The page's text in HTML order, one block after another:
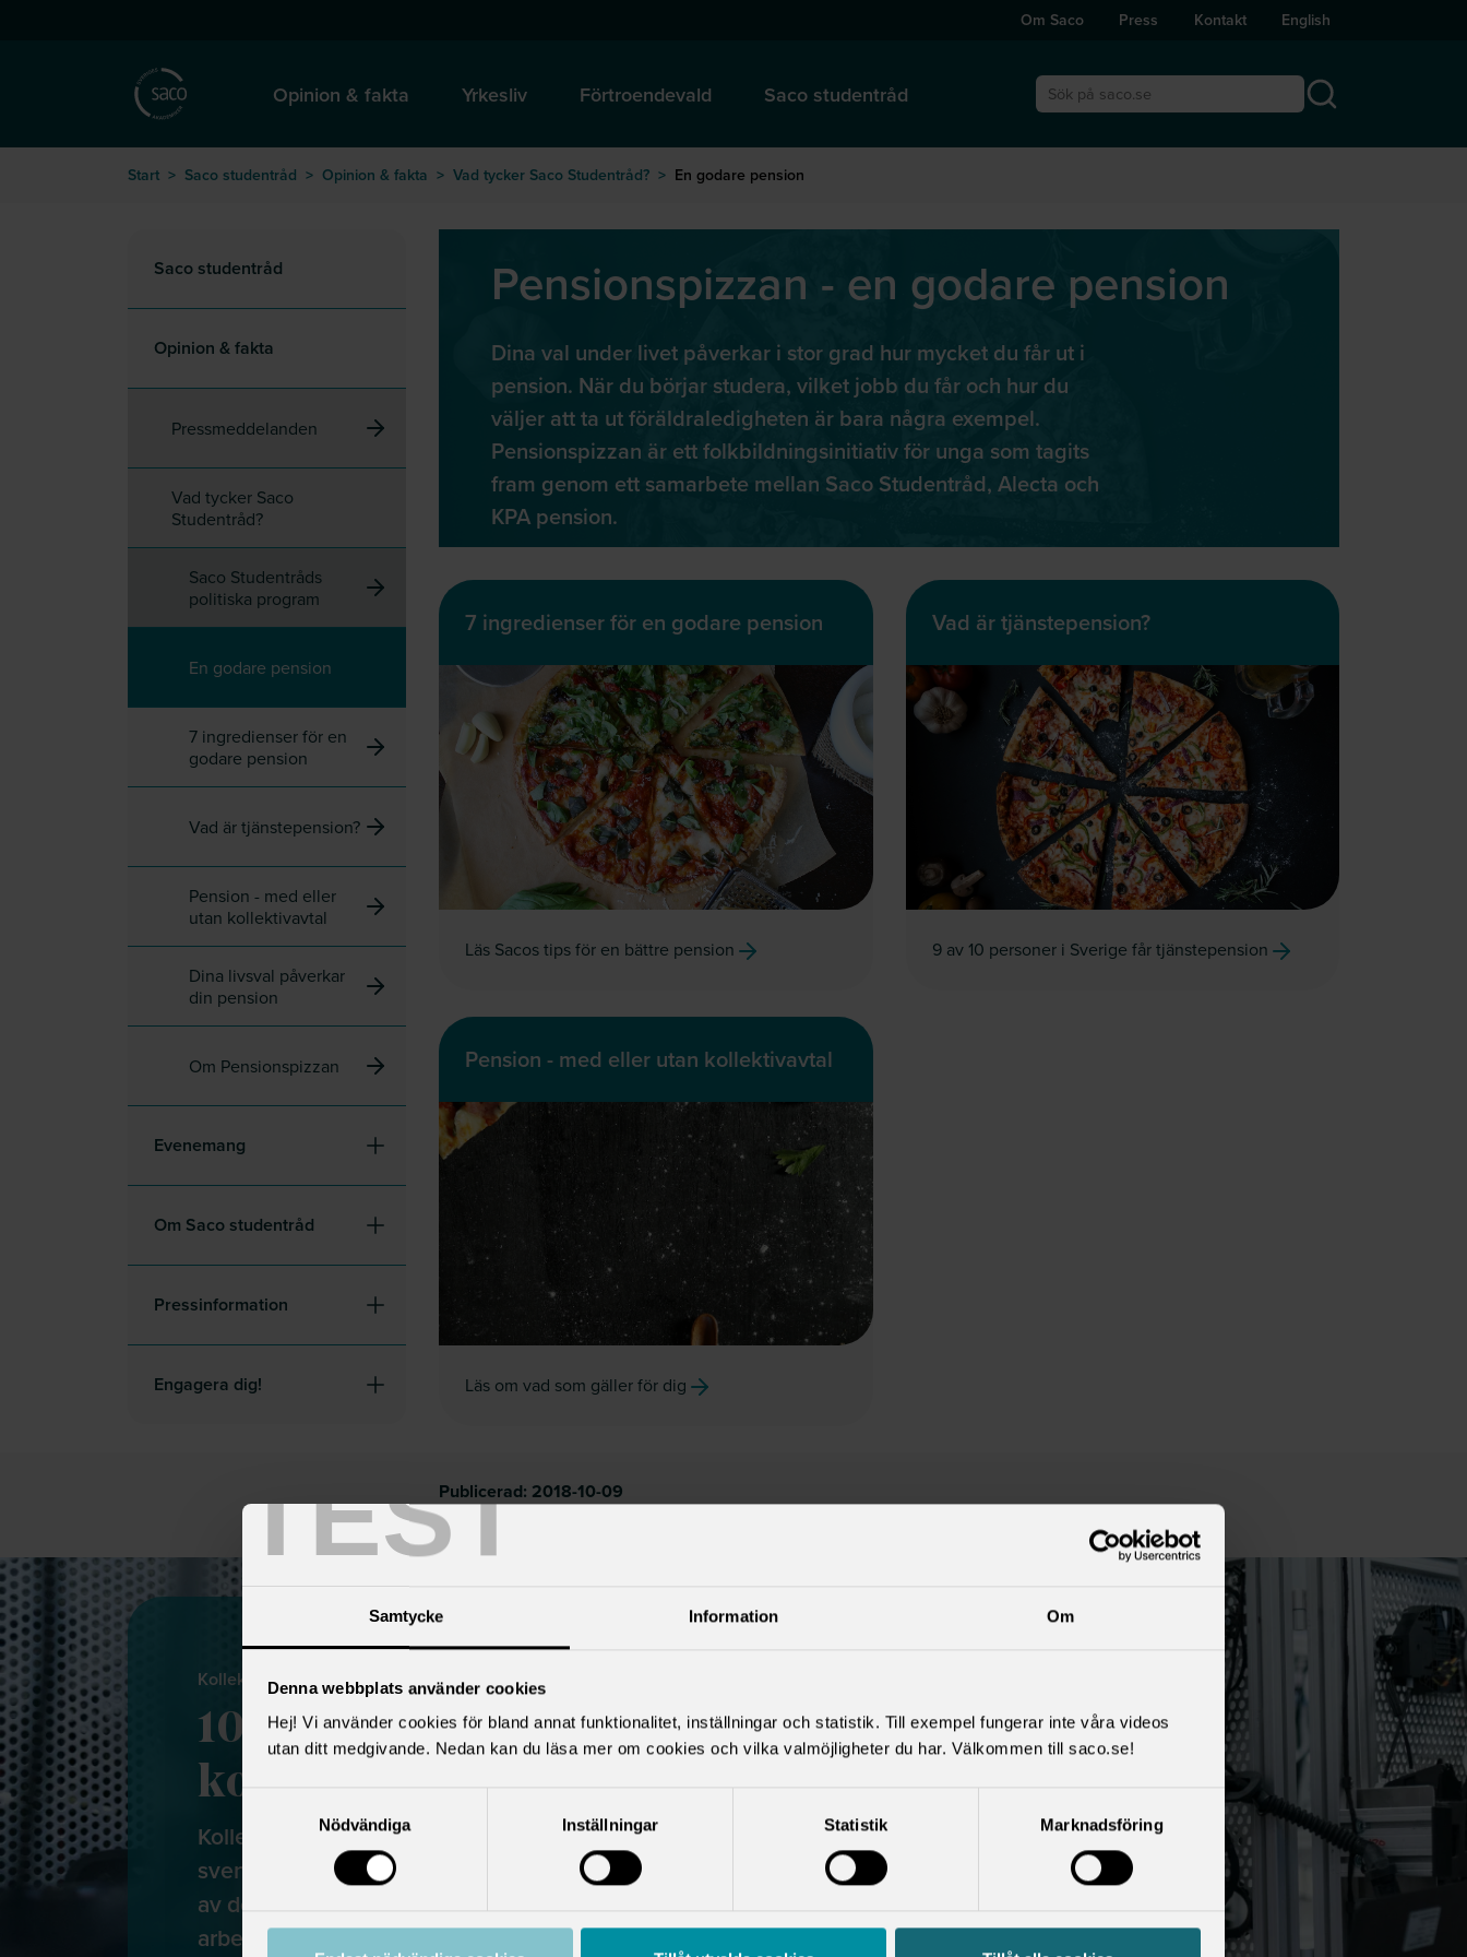
TEST
Samtycke Information Om
Denna webbplats använder cookies
Hej! Vi använder cookies för bland annat funktionalitet, inställningar och statistik. Till exempel fungerar inte våra videos
utan ditt medgivande. Nedan kan du läsa mer om cookies och vilka valmöjligheter du har. Välkommen till saco.se!
Samtyckesval
Nödvändiga
Inställningar Statistik Marknadsföring
Om Saco Press Kontakt English
Opinion & fakta Yrkesliv Förtroendevald Saco studentråd
Start > Saco studentråd > Opinion & fakta > Vad tycker Saco Studentråd? > En godare pension
Saco studentråd
Opinion & fakta
Pressmeddelanden
Vad tycker Saco
Studentråd?
Saco Studentråds
politiska program
En godare pension
7 ingredienser för en
godare pension
Vad är tjänstepension?
Pension - med eller
utan kollektivavtal
Dina livsval påverkar
din pension
Om Pensionspizzan
Evenemang
Om Saco studentråd
Pressinformation
Engagera dig!
Pensionspizzan - en godare pension
Dina val under livet påverkar i stor grad hur mycket du får ut i
pension. När du börjar studera, vilket jobb du får och hur du
väljer att ta ut föräldraledigheten är bara några exempel.
Pensionspizzan är ett folkbildningsinitiativ för unga som tagits
fram genom ett samarbete mellan Saco Studentråd, Alecta och
KPA pension.
7 ingredienser för en godare pension
Läs Sacos tips för en bättre pension
Vad är tjänstepension?
9 av 10 personer i Sverige får tjänstepension
Pension - med eller utan kollektivavtal
Läs om vad som gäller för dig
Publicerad: 2018-10-09
Senast uppdaterad:
Kollektivavtal
10 argument för
kollektivavtal
Kollektivavtalet är en viktig del av den
svenska modellen. Det är nämligen resultatet
av de förhandlingar som sker mellan fack och
arbetsgivarorganisationer och innehåller